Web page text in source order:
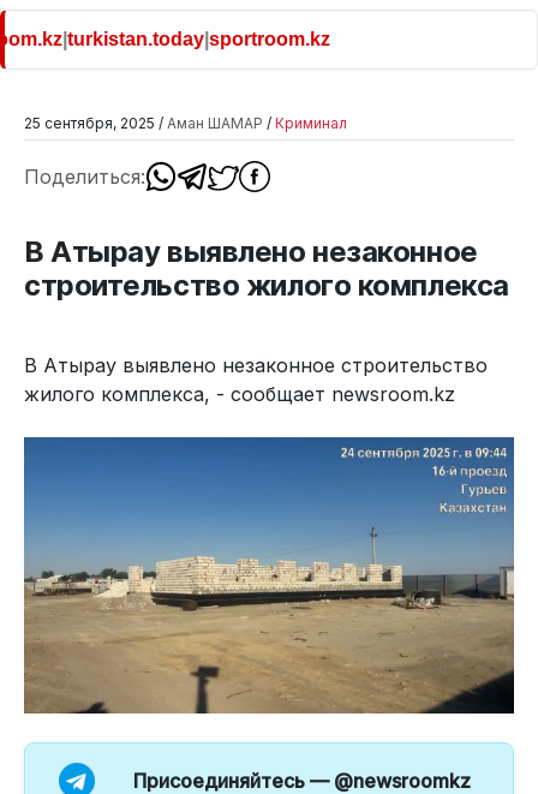
|turkistan.today|sportroom.kz
25 сентября, 2025 / Аман ШАМАР / Криминал
Поделиться:
В Атырау выявлено незаконное
строительство жилого комплекса
В Атырау выявлено незаконное строительство
жилого комплекса, - сообщает newsroom.kz
Присоединяйтесь — @newsroomkz